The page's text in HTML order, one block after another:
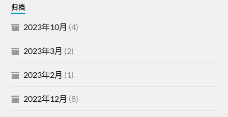
归档
2023年10月 (4)
2023年3月 (2)
2023年2月 (1)
2022年12月 (8)